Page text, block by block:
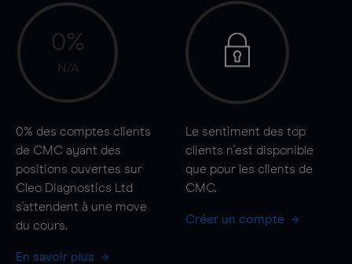
0%
N/A
0% des comptes clients
de CMC ayant des
positions ouvertes sur
Cleo Diagnostics Ltd
s'attendent à une move
du cours.
En savoir plus
Le sentiment des top
clients n'est disponible
que pour les clients de
CMC.
Créer un compte